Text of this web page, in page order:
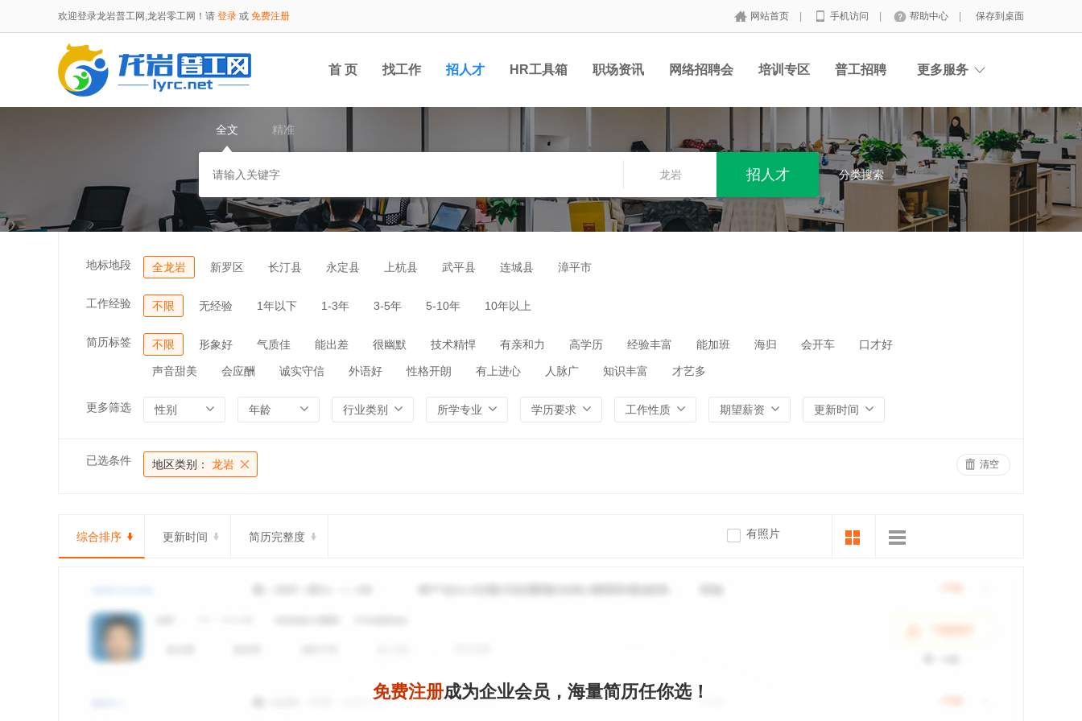
欢迎登录龙岩普工网,龙岩零工网！请 登录 或 免费注册 网站首页 手机访问 帮助中心 保存到桌面
首 页 找工作 招人才 HR工具箱 职场资讯 网络招聘会 培训专区 普工招聘 更多服务
全文 精准
龙岩 分类搜索
地标地段 全龙岩 新罗区 长汀县 永定县 上杭县 武平县 连城县 漳平市
工作经验 不限 无经验 1年以下 1-3年 3-5年 5-10年 10年以上
简历标签 不限 形象好 气质佳 能出差 很幽默 技术精悍 有亲和力 高学历 经验丰富 能加班 海归 会开车 口才好
声音甜美 会应酬 诚实守信 外语好 性格开朗 有上进心 人脉广 知识丰富 才艺多
更多筛选 性别 年龄 行业类别 所学专业 学历要求 工作性质 期望薪资 更新时间
已选条件 地区类别： 龙岩 清空
综合排序 更新时间 简历完整度 有照片
免费注册成为企业会员，海量简历任你选！